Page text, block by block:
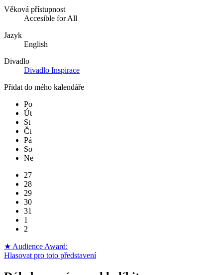
Věková přístupnost
Accesible for All
Jazyk
English
Divadlo
Divadlo Inspirace
Přidat do mého kalendáře
Po
Út
St
Čt
Pá
So
Ne
27
28
29
30
31
1
2
★ Audience Award:
Hlasovat pro toto představení